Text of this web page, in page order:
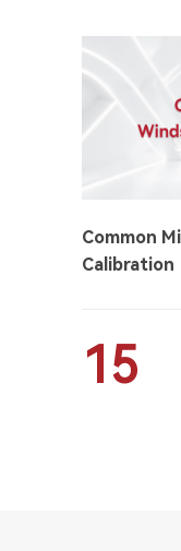
Common
Calibration
15